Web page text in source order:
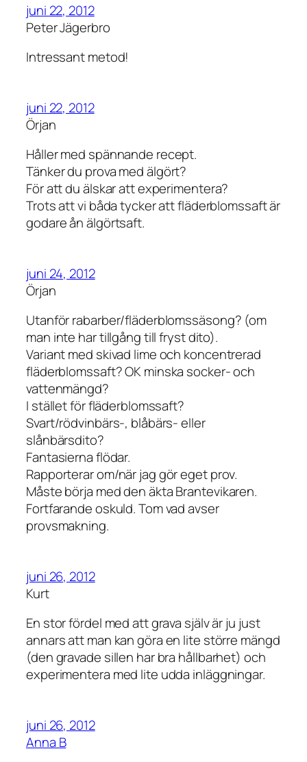
juni 22, 2012
Peter Jägerbro
Intressant metod!
juni 22, 2012
Örjan
Håller med spännande recept.
Tänker du prova med älgört?
För att du älskar att experimentera?
Trots att vi båda tycker att fläderblomssaft är
godare ån älgörtsaft.
juni 24, 2012
Örjan
Utanför rabarber/fläderblomssäsong? (om
man inte har tillgång till fryst dito).
Variant med skivad lime och koncentrerad
fläderblomssaft? OK minska socker- och
vattenmängd?
I stället för fläderblomssaft?
Svart/rödvinbärs-, blåbärs- eller
slånbärsdito?
Fantasierna flödar.
Rapporterar om/när jag gör eget prov.
Måste börja med den äkta Brantevikaren.
Fortfarande oskuld. Tom vad avser
provsmakning.
juni 26, 2012
Kurt
En stor fördel med att grava själv är ju just
annars att man kan göra en lite större mängd
(den gravade sillen har bra hållbarhet) och
experimentera med lite udda inläggningar.
juni 26, 2012
Anna B